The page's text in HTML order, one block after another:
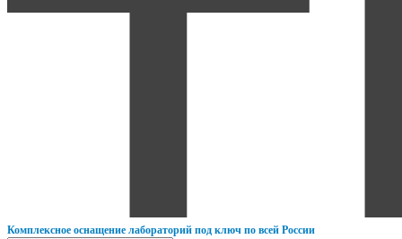
Комплексное оснащение лабораторий под ключ по всей России